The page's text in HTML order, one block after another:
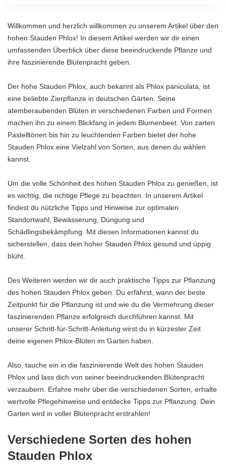
Willkommen und herzlich willkommen zu unserem Artikel über den
hohen Stauden Phlox! In diesem Artikel werden wir dir einen
umfassenden Überblick über diese beeindruckende Pflanze und
ihre faszinierende Blütenpracht geben.
Der hohe Stauden Phlox, auch bekannt als Phlox paniculata, ist
eine beliebte Zierpflanze in deutschen Gärten. Seine
atemberaubenden Blüten in verschiedenen Farben und Formen
machen ihn zu einem Blickfang in jedem Blumenbeet. Von zarten
Pastelltönen bis hin zu leuchtenden Farben bietet der hohe
Stauden Phlox eine Vielzahl von Sorten, aus denen du wählen
kannst.
Um die volle Schönheit des hohen Stauden Phlox zu genießen, ist
es wichtig, die richtige Pflege zu beachten. In unserem Artikel
findest du nützliche Tipps und Hinweise zur optimalen
Standortwahl, Bewässerung, Düngung und
Schädlingsbekämpfung. Mit diesen Informationen kannst du
sicherstellen, dass dein hoher Stauden Phlox gesund und üppig
blüht.
Des Weiteren werden wir dir auch praktische Tipps zur Pflanzung
des hohen Stauden Phlox geben. Du erfährst, wann der beste
Zeitpunkt für die Pflanzung ist und wie du die Vermehrung dieser
faszinierenden Pflanze erfolgreich durchführen kannst. Mit
unserer Schritt-für-Schritt-Anleitung wirst du in kürzester Zeit
deine eigenen Phlox-Blüten im Garten haben.
Also, tauche ein in die faszinierende Welt des hohen Stauden
Phlox und lass dich von seiner beeindruckenden Blütenpracht
verzaubern. Erfahre mehr über die verschiedenen Sorten, erhalte
wertvolle Pflegehinweise und entdecke Tipps zur Pflanzung. Dein
Garten wird in voller Blütenpracht erstrahlen!
Verschiedene Sorten des hohen
Stauden Phlox